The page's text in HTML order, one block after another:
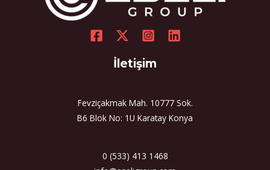
İletişim
Fevziçakmak Mah. 10777 Sok.
B6 Blok No: 1U Karatay Konya
0 (533) 413 1468